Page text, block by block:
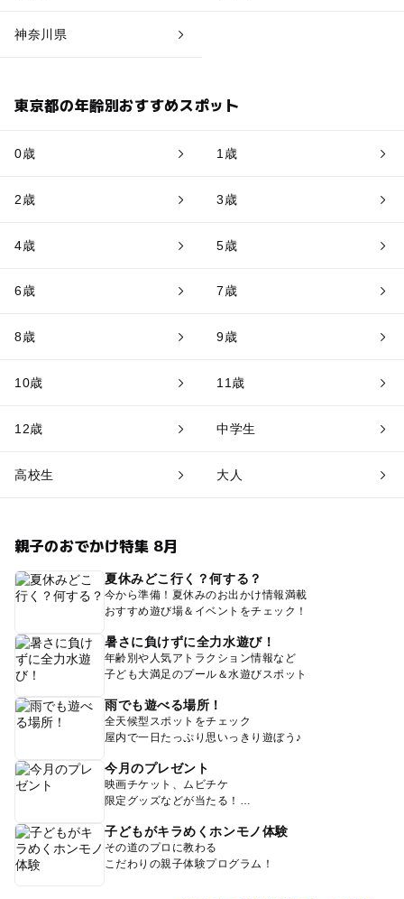
神奈川県
東京都の年齢別おすすめスポット
0歳 1歳
2歳 3歳
4歳 5歳
6歳 7歳
8歳 9歳
10歳 11歳
12歳 中学生
高校生 大人
親子のおでかけ特集 8月
夏休みどこ行く？何する？
今から準備！夏休みのお出かけ情報満載
おすすめ遊び場＆イベントをチェック！
暑さに負けずに全力水遊び！
年齢別や人気アトラクション情報など
子ども大満足のプール＆水遊びスポット
雨でも遊べる場所！
全天候型スポットをチェック
屋内で一日たっぷり思いっきり遊ぼう♪
今月のプレゼント
映画チケット、ムビチケ
限定グッズなどが当たる！
子どもがキラめくホンモノ体験
その道のプロに教わる
こだわりの親子体験プログラム！